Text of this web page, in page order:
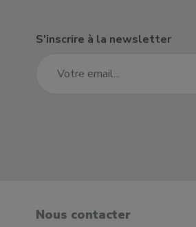
candidature
S'inscrire à la newsletter
Nous contacter